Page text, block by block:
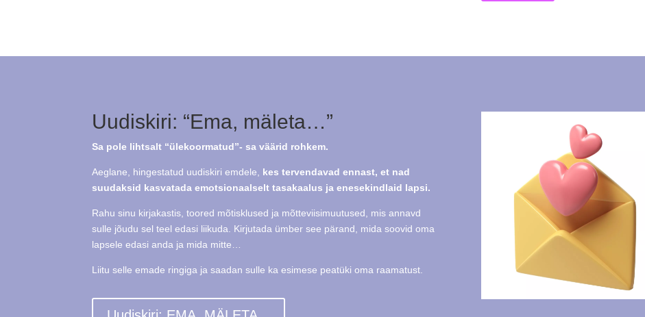
Uudiskiri: “Ema, mäleta…”
Sa pole lihtsalt “ülekoormatud”-sa väärid rohkem.
Aeglane, hingestatud uudiskiri emdele, kes tervendavad ennast, et nad
suudaksid kasvatada emotsionaalselt tasakaalus ja enesekindlaid lapsi.
Rahu sinu kirjakastis, toored mõtisklused ja mõtteviisimuutused, mis annavd
sulle jõudu sel teel edasi liikuda. Kirjutada ümber see pärand, mida soovid oma
lapsele edasi anda ja mida mitte…
Liitu selle emade ringiga ja saadan sulle ka esimese peatüki oma raamatust.